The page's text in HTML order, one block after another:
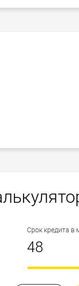
Срок кредита в